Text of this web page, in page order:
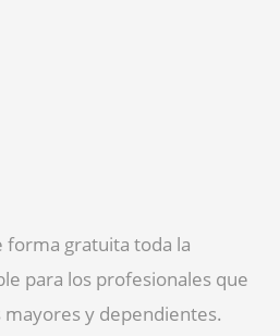
forma gratuita toda la
para los profesionales que
y dependientes.